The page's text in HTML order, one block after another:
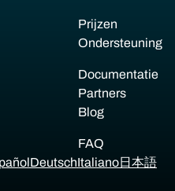
Prijzen
Ondersteuning
Documentatie
Partners
Blog
FAQ
DeutschItaliano日本語